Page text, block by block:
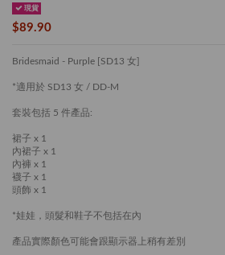
現貨
$89.90
Bridesmaid - Purple [SD13 女]
*適用於 SD13 女 / DD-M
套裝包括 5 件產品:
裙子 x 1
內裙子 x 1
內褲 x 1
襪子 x 1
頭飾 x 1
*娃娃，頭髮和鞋子不包括在內
產品實際顏色可能會跟顯示器上稍有差別